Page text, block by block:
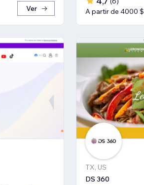
Ver
A partir de 4000 $
TX, US
DS 360